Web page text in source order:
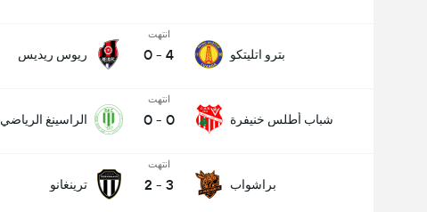
بترو اتليتكو
انتهت
4
-
0 ريوس ريديس
شباب أطلس خنيفرة
انتهت
0
-
0 الراسينغ الرياضي
براشواب
انتهت
3
-
2 ترينغانو